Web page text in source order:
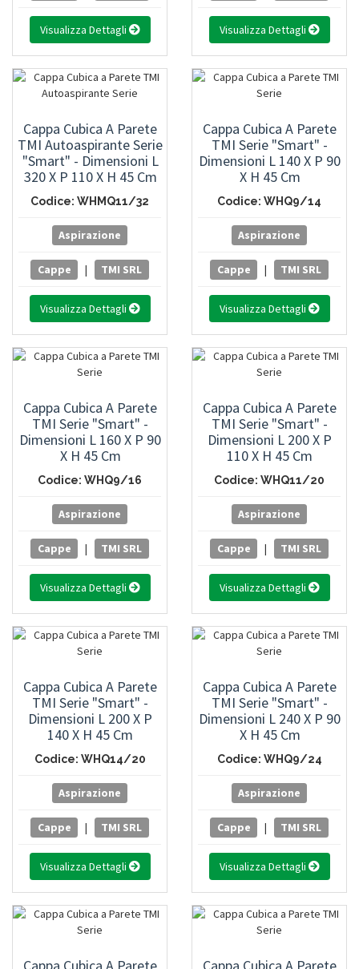
Visualizza Dettagli Visualizza Dettagli
Cappa Cubica A Parete
TMI Autoaspirante Serie
"Smart" - Dimensioni L
320 X P 110 X H 45 Cm
Codice: WHMQ11/32
Aspirazione
Cappe | TMI SRL
Visualizza Dettagli
Cappa Cubica A Parete
TMI Serie "Smart" -
Dimensioni L 140 X P 90
X H 45 Cm
Codice: WHQ9/14
Aspirazione
Cappe | TMI SRL
Visualizza Dettagli
Cappa Cubica A Parete
TMI Serie "Smart" -
Dimensioni L 160 X P 90
X H 45 Cm
Codice: WHQ9/16
Aspirazione
Cappe | TMI SRL
Visualizza Dettagli
Cappa Cubica A Parete
TMI Serie "Smart" -
Dimensioni L 200 X P
110 X H 45 Cm
Codice: WHQ11/20
Aspirazione
Cappe | TMI SRL
Visualizza Dettagli
Cappa Cubica A Parete
TMI Serie "Smart" -
Dimensioni L 200 X P
140 X H 45 Cm
Codice: WHQ14/20
Aspirazione
Cappe | TMI SRL
Visualizza Dettagli
Cappa Cubica A Parete
TMI Serie "Smart" -
Dimensioni L 240 X P 90
X H 45 Cm
Codice: WHQ9/24
Aspirazione
Cappe | TMI SRL
Visualizza Dettagli